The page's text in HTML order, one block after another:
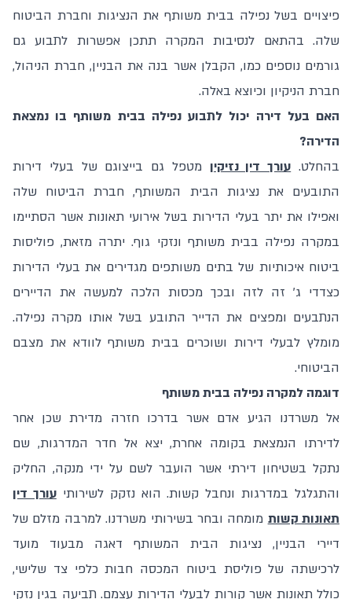
פיצויים בשל נפילה בבית משותף את הנציגות וחברת הביטוח
שלה. בהתאם לנסיבות המקרה תתכן אפשרות לתבוע גם
גורמים נוספים כמו, הקבלן אשר בנה את הבניין, חברת הניהול,
חברת הניקיון וכיוצא באלה.
האם בעל דירה יכול לתבוע נפילה בבית משותף בו נמצאת
הדירה?
בהחלט. עורך דין נזיקין מטפל גם בייצוגם של בעלי דירות
התובעים את נציגות הבית המשותף, חברת הביטוח שלה
ואפילו את יתר בעלי הדירות בשל אירועי תאונות אשר הסתיימו
במקרה נפילה בבית משותף ונזקי גוף. יתרה מזאת, פוליסות
ביטוח איכותיות של בתים משותפים מגדירים את בעלי הדירות
כצדדי ג' זה לזה ובכך מכסות הלכה למעשה את הדיירים
הנתבעים ומפצים את הדייר התובע בשל אותו מקרה נפילה.
מומלץ לבעלי דירות ושוכרים בבית משותף לוודא את מצבם
הביטוחי.
דוגמה למקרה נפילה בבית משותף
אל משרדנו הגיע אדם אשר בדרכו חזרה מדירת שכן אחר
לדירתו הנמצאת בקומה אחרת, יצא אל חדר המדרגות, שם
נתקל בשטיחון דירתי אשר הועבר לשם על ידי מנקה, החליק
והתגלגל במדרגות ונחבל קשות. הוא נזקק לשירותיעורך דין
תאונות קשות מומחה ובחר בשירותי משרדנו. למרבה מזלם של
דיירי הבניין, נציגות הבית המשותף דאגה מבעוד מועד
לרכישתה של פוליסת ביטוח המכסה חבות כלפי צד שלישי,
כולל תאונות אשר קורות לבעלי הדירות עצמם. תביעה בגין נזקי